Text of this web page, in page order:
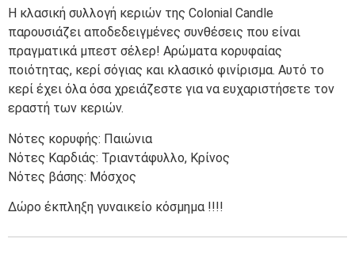
Η κλασική συλλογή κεριών της Colonial Candle
παρουσιάζει αποδεδειγμένες συνθέσεις που είναι
πραγματικά μπεστ σέλερ! Αρώματα κορυφαίας
ποιότητας, κερί σόγιας και κλασικό φινίρισμα. Αυτό το
κερί έχει όλα όσα χρειάζεστε για να ευχαριστήσετε τον
εραστή των κεριών.
Νότες κορυφής: Παιώνια
Νότες Καρδιάς: Τριαντάφυλλο, Κρίνος
Νότες βάσης: Μόσχος
Δώρο έκπληξη γυναικείο κόσμημα !!!!
ποσότητα